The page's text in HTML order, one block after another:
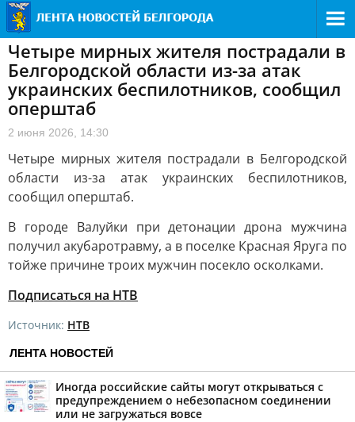
Четыре мирных жителя пострадали в
Белгородской области из-за атак
украинских беспилотников, сообщил
оперштаб
2 июня 2026, 14:30
Четыре мирных жителя пострадали в Белгородской
области из-за атак украинских беспилотников,
сообщил оперштаб.
В городе Валуйки при детонации дрона мужчина
получил акубаротравму, а в поселке Красная Яруга по
тойже причине троих мужчин посекло осколками.
Подписаться на НТВ
Источник: НТВ
ЛЕНТА НОВОСТЕЙ
Иногда российские сайты могут открываться с
предупреждением о небезопасном соединении
или не загружаться вовсе